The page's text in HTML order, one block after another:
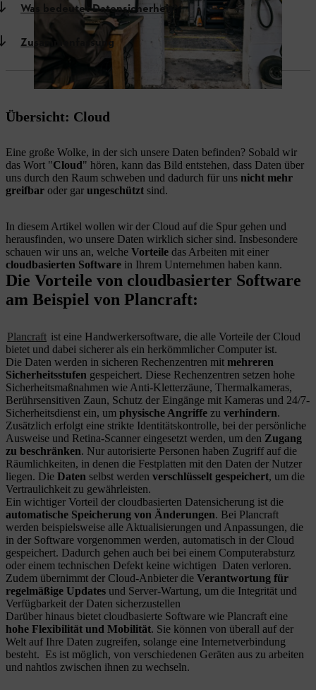
Was bedeutet Datensicherheit?
Zusammenfassung
Übersicht: Cloud
Eine große Wolke, in der sich unsere Daten befinden? Sobald wir
das Wort "Cloud" hören, kann das Bild entstehen, dass Daten über
uns durch den Raum schweben und dadurch für uns nicht mehr
greifbar oder gar ungeschützt sind.
In diesem Artikel wollen wir der Cloud auf die Spur gehen und
herausfinden, wo unsere Daten wirklich sicher sind. Insbesondere
schauen wir uns an, welche Vorteile das Arbeiten mit einer
cloudbasierten Software in Ihrem Unternehmen haben kann.
Die Vorteile von cloudbasierter Software
am Beispiel von Plancraft:
Plancraft ist eine Handwerkersoftware, die alle Vorteile der Cloud
bietet und dabei sicherer als ein herkömmlicher Computer ist.
Die Daten werden in sicheren Rechenzentren mit mehreren
Sicherheitsstufen gespeichert. Diese Rechenzentren setzen hohe
Sicherheitsmaßnahmen wie Anti-Kletterzäune, Thermalkameras,
Berührsensitiven Zaun, Schutz der Eingänge mit Kameras und 24/7-
Sicherheitsdienst ein, um physische Angriffe zu verhindern.
Zusätzlich erfolgt eine strikte Identitätskontrolle, bei der persönliche
Ausweise und Retina-Scanner eingesetzt werden, um den Zugang
zu beschränken. Nur autorisierte Personen haben Zugriff auf die
Räumlichkeiten, in denen die Festplatten mit den Daten der Nutzer
liegen. Die Daten selbst werden verschlüsselt gespeichert, um die
Vertraulichkeit zu gewährleisten.
Ein wichtiger Vorteil der cloudbasierten Datensicherung ist die
automatische Speicherung von Änderungen. Bei Plancraft
werden beispielsweise alle Aktualisierungen und Anpassungen, die
in der Software vorgenommen werden, automatisch in der Cloud
gespeichert. Dadurch gehen auch bei bei einem Computerabsturz
oder einem technischen Defekt keine wichtigen Daten verloren.
Zudem übernimmt der Cloud-Anbieter die Verantwortung für
regelmäßige Updates und Server-Wartung, um die Integrität und
Verfügbarkeit der Daten sicherzustellen
Darüber hinaus bietet cloudbasierte Software wie Plancraft eine
hohe Flexibilität und Mobilität. Sie können von überall auf der
Welt auf Ihre Daten zugreifen, solange eine Internetverbindung
besteht. Es ist möglich, von verschiedenen Geräten aus zu arbeiten
und nahtlos zwischen ihnen zu wechseln.